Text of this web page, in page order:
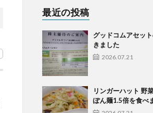
最近の投稿
グッドコムアセッ
きました
2026.07.21
リンガーハット 野
ぽん麺1.5倍を食べ